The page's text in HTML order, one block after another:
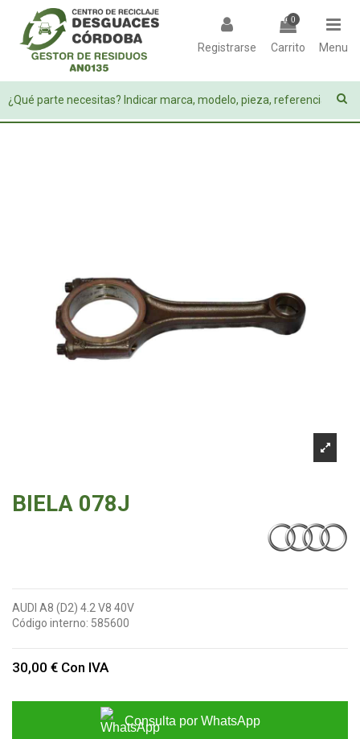
Registrarse
0
Carrito Menu
BIELA 078J
AUDI A8 (D2) 4.2 V8 40V
Código interno: 585600
30,00 € Con IVA
Consulta por WhatsApp